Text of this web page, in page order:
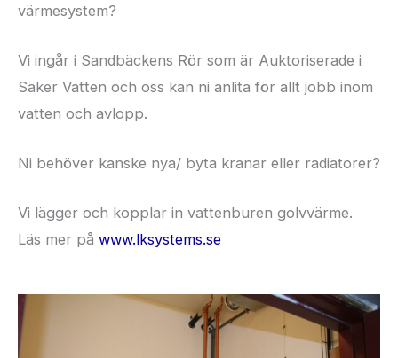
värmesystem?
Vi ingår i Sandbäckens Rör som är Auktoriserade i
Säker Vatten och oss kan ni anlita för allt jobb inom
vatten och avlopp.
Ni behöver kanske nya/ byta kranar eller radiatorer?
Vi lägger och kopplar in vattenburen golvvärme.
Läs mer på www.lksystems.se